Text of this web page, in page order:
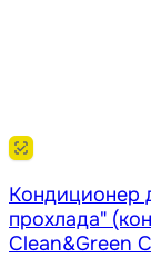
Кондиционер
прохлада"
Clean&Green